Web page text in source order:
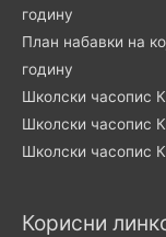
годину
План набавки на
годину
Школски часопис
Школски часопис
Школски часопис
Корисни